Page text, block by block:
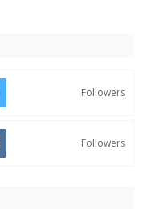
Followers
Followers